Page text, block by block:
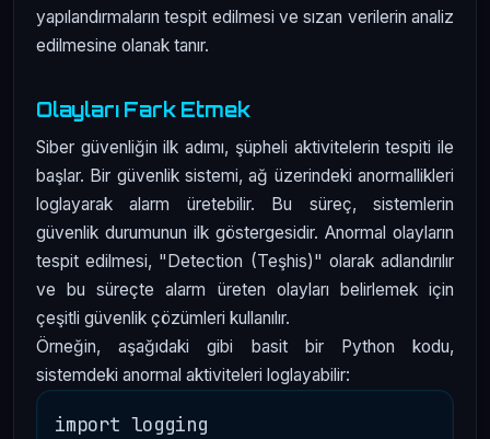
yapılandırmaların tespit edilmesi ve sızan verilerin analiz
edilmesine olanak tanır.
Olayları Fark Etmek
Siber güvenliğin ilk adımı, şüpheli aktivitelerin tespiti ile
başlar. Bir güvenlik sistemi, ağ üzerindeki anormallikleri
loglayarak alarm üretebilir. Bu süreç, sistemlerin
güvenlik durumunun ilk göstergesidir. Anormal olayların
tespit edilmesi, "Detection (Teşhis)" olarak adlandırılır
ve bu süreçte alarm üreten olayları belirlemek için
çeşitli güvenlik çözümleri kullanılır.
Örneğin, aşağıdaki gibi basit bir Python kodu,
sistemdeki anormal aktiviteleri loglayabilir:
import logging